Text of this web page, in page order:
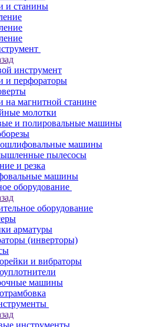
и станины
инструмент
и перфораторы
на магнитной станине
молотки
и полировальные машины
машины
пылесосы
и резка
машины
оборудование
оборудование
арматуры
(инверторы)
и вибраторы
машины
инструменты